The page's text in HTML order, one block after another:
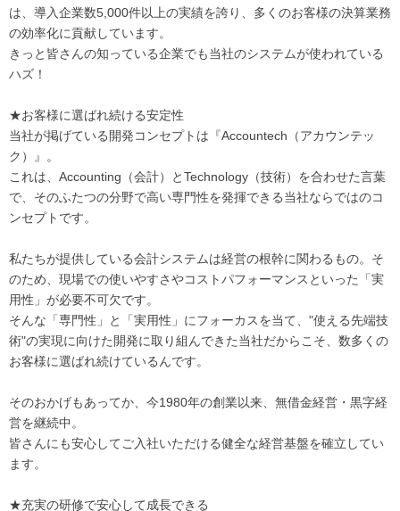
は、導入企業数5,000件以上の実績を誇り、多くのお客様の決算業務
の効率化に貢献しています。
きっと皆さんの知っている企業でも当社のシステムが使われている
ハズ！
★お客様に選ばれ続ける安定性
当社が掲げている開発コンセプトは『Accountech（アカウンテッ
ク）』。
これは、Accounting（会計）とTechnology（技術）を合わせた言葉
で、そのふたつの分野で高い専門性を発揮できる当社ならではのコ
ンセプトです。
私たちが提供している会計システムは経営の根幹に関わるもの。そ
のため、現場での使いやすさやコストパフォーマンスといった「実
用性」が必要不可欠です。
そんな「専門性」と「実用性」にフォーカスを当て、"使える先端技
術"の実現に向けた開発に取り組んできた当社だからこそ、数多くの
お客様に選ばれ続けているんです。
そのおかげもあってか、今1980年の創業以来、無借金経営・黒字経
営を継続中。
皆さんにも安心してご入社いただける健全な経営基盤を確立してい
ます。
★充実の研修で安心して成長できる